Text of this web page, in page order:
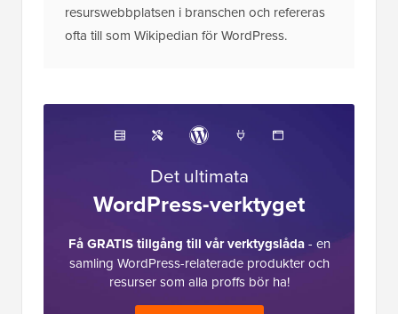
resurswebbplatsen i branschen och refereras
ofta till som Wikipedian för WordPress.
Det ultimata
WordPress-verktyget
Få GRATIS tillgång till vår verktygslåda- en
samling WordPress-relaterade produkter och
resurser som alla proffs bör ha!